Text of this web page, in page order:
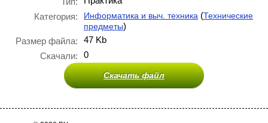
Категория:
Информатика и выч. техника (Технические
предметы)
Размер файла:
47 Kb
Скачали:
0
Скачать файл